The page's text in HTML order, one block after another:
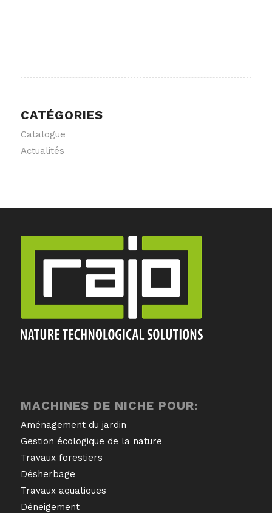
CATÉGORIES
Catalogue
Actualités
MACHINES DE NICHE POUR:
Aménagement du jardin
Gestion écologique de la nature
Travaux forestiers
Désherbage
Travaux aquatiques
Déneigement